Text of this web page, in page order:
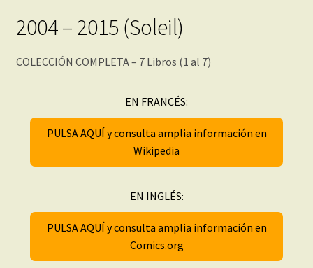
2004 – 2015 (Soleil)
COLECCIÓN COMPLETA – 7 Libros (1 al 7)
EN FRANCÉS:
PULSA AQUÍ y consulta amplia información en
Wikipedia
EN INGLÉS:
PULSA AQUÍ y consulta amplia información en
Comics.org